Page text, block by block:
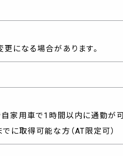
になる場合があります。
自家用車で1時間以内に通勤が
でに取得可能な方（AT限定可）